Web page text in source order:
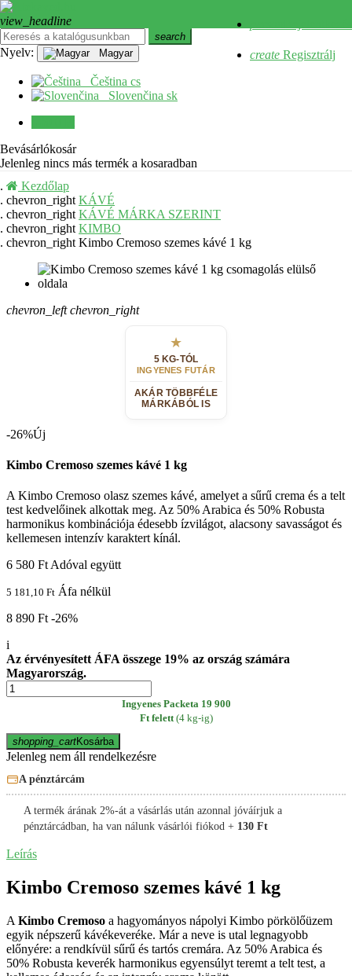
Bejelentkezés Facebookkal
close
Menü
create Regisztrálj
view_headline
search
Nyelv: Magyar
Čeština cs
Slovenčina sk
Bevásárlókosár
Jelenleg nincs más termék a kosaradban
Kezdőlap
chevron_right KÁVÉ
chevron_right KÁVÉ MÁRKA SZERINT
chevron_right KIMBO
chevron_right Kimbo Cremoso szemes kávé 1 kg
chevron_left chevron_right
★
5 KG-TÓL
INGYENES FUTÁR
AKÁR TÖBBFÉLE
MÁRKÁBÓL IS
-26%Új
Kimbo Cremoso szemes kávé 1 kg
A Kimbo Cremoso olasz szemes kávé, amelyet a sűrű crema és a telt
test kedvelőinek alkottak meg. Az 50% Arabica és 50% Robusta
harmonikus kombinációja édesebb ízvilágot, alacsony savasságot és
kellemesen intenzív karaktert kínál.
6 580 Ft Adóval együtt
5 181,10 Ft Áfa nélkül
8 890 Ft -26%
i
Az érvényesített ÁFA összege 19% az ország számára
Magyarország.
Ingyenes Packeta 19 900
Ft felett (4 kg-ig)
shopping_cartKosárba
Jelenleg nem áll rendelkezésre
A pénztárcám
A termék árának 2%-át a vásárlás után azonnal jóváírjuk a
pénztárcádban, ha van nálunk vásárlói fiókod + 130 Ft
Leírás
Kimbo Cremoso szemes kávé 1 kg
A Kimbo Cremoso a hagyományos nápolyi Kimbo pörkölőüzem
egyik népszerű kávékeveréke. Már a neve is utal legnagyobb
előnyére: a rendkívül sűrű és tartós cremára. Az 50% Arabica és
50% Robusta keverék harmonikus egyensúlyt teremt a telt test, a